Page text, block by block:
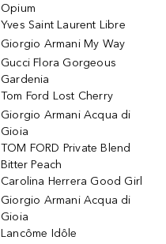
Opium
Yves Saint Laurent Libre
Giorgio Armani My Way
Gucci Flora Gorgeous
Gardenia
Tom Ford Lost Cherry
Giorgio Armani Acqua di
Gioia
TOM FORD Private Blend
Bitter Peach
Carolina Herrera Good Girl
Giorgio Armani Acqua di
Gioia
Lancôme Idôle